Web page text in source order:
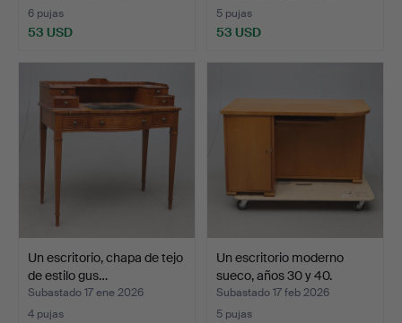
6 pujas
53 USD
5 pujas
53 USD
Un escritorio, chapa de tejo
de estilo gus…
Subastado 17 ene 2026
4 pujas
Un escritorio moderno
sueco, años 30 y 40.
Subastado 17 feb 2026
5 pujas